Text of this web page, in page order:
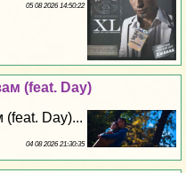
05 08 2026 14:50:22
(feat. Day)
(feat. Day)...
04 08 2026 21:30:35